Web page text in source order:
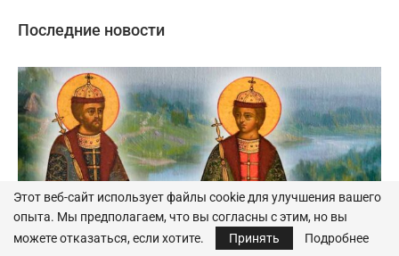
Последние новости
Этот веб-сайт использует файлы cookie для улучшения вашего
опыта. Мы предполагаем, что вы согласны с этим, но вы
можете отказаться, если хотите.
Принять Подробнее